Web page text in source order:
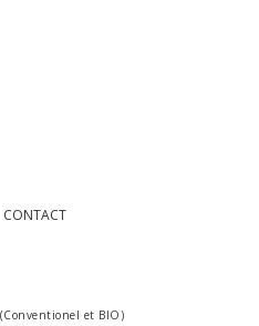
CONTACT
et BIO)